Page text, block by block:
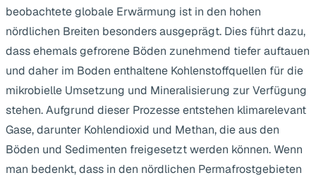
beobachtete globale Erwärmung ist in den hohen
nördlichen Breiten besonders ausgeprägt. Dies führt dazu,
dass ehemals gefrorene Böden zunehmend tiefer auftauen
und daher im Boden enthaltene Kohlenstoffquellen für die
mikrobielle Umsetzung und Mineralisierung zur Verfügung
stehen. Aufgrund dieser Prozesse entstehen klimarelevant
Gase, darunter Kohlendioxid und Methan, die aus den
Böden und Sedimenten freigesetzt werden können. Wenn
man bedenkt, dass in den nördlichen Permafrostgebieten